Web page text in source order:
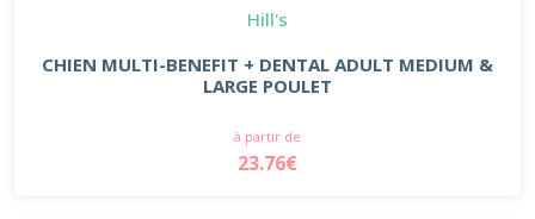
Hill's
CHIEN MULTI-BENEFIT + DENTAL ADULT MEDIUM &
LARGE POULET
à partir de
23.76€